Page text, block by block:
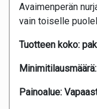
Avaimenperän
vain toiselle
Tuotteen koko:
Minimitilausmäärä:
Painoalue: